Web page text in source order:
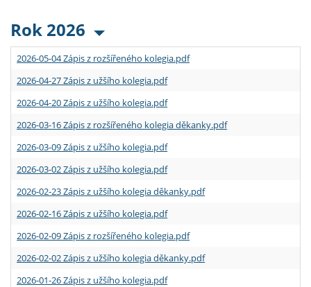
Rok 2026
2026-05-04 Zápis z rozšířeného kolegia.pdf
2026-04-27 Zápis z užšího kolegia.pdf
2026-04-20 Zápis z užšího kolegia.pdf
2026-03-16 Zápis z rozšířeného kolegia děkanky.pdf
2026-03-09 Zápis z užšího kolegia.pdf
2026-03-02 Zápis z užšího kolegia.pdf
2026-02-23 Zápis z užšího kolegia děkanky.pdf
2026-02-16 Zápis z užšího kolegia.pdf
2026-02-09 Zápis z rozšířeného kolegia.pdf
2026-02-02 Zápis z užšího kolegia děkanky.pdf
2026-01-26 Zápis z užšího kolegia.pdf